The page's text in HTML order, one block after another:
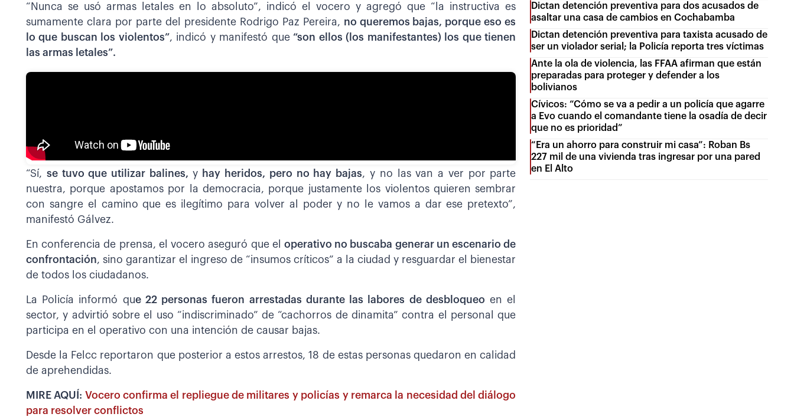
“Nunca se usó armas letales en lo absoluto”, indicó el vocero y agregó que “la instructiva es
sumamente clara por parte del presidente Rodrigo Paz Pereira, no queremos bajas, porque eso es
lo que buscan los violentos”, indicó y manifestó que“son ellos (los manifestantes) los que tienen
las armas letales”.
“Sí, se tuvo que utilizar balines, y hay heridos, pero no hay bajas, y no las van a ver por parte
nuestra, porque apostamos por la democracia, porque justamente los violentos quieren sembrar
con sangre el camino que es ilegítimo para volver al poder y no le vamos a dar ese pretexto”,
manifestó Gálvez.
En conferencia de prensa, el vocero aseguró que el operativo no buscaba generar un escenario de
confrontación, sino garantizar el ingreso de “insumos críticos” a la ciudad y resguardar el bienestar
de todos los ciudadanos.
La Policía informó que 22 personas fueron arrestadas durante las labores de desbloqueo en el
sector, y advirtió sobre el uso “indiscriminado” de “cachorros de dinamita” contra el personal que
participa en el operativo con una intención de causar bajas.
Desde la Felcc reportaron que posterior a estos arrestos, 18 de estas personas quedaron en calidad
de aprehendidas.
MIRE AQUÍ: Vocero confirma el repliegue de militares y policías y remarca la necesidad del diálogo
para resolver conflictos
Dictan detención preventiva para dos acusados de
asaltar una casa de cambios en Cochabamba
Dictan detención preventiva para taxista acusado de
ser un violador serial; la Policía reporta tres víctimas
Ante la ola de violencia, las FFAA afirman que están
preparadas para proteger y defender a los
bolivianos
Cívicos: “Cómo se va a pedir a un policía que agarre
a Evo cuando el comandante tiene la osadía de decir
que no es prioridad”
“Era un ahorro para construir mi casa”: Roban Bs
227 mil de una vivienda tras ingresar por una pared
en El Alto